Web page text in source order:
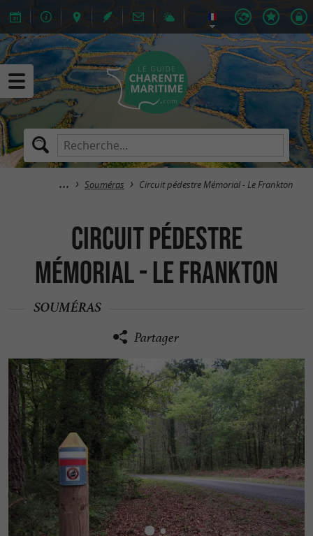
Souméras Circuit pédestre Mémorial - Le Frankton
Circuit pédestre
Mémorial - Le Frankton
SOUMÉRAS
Partager